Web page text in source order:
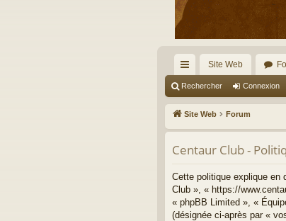
cc
ès
ra
pi
Site Web
Rechercher Connexion
Site Web Forum
Centaur Club -
Cette politique explique en
Club », « https://
« phpBB Limited », «
(désignée ci-après par «